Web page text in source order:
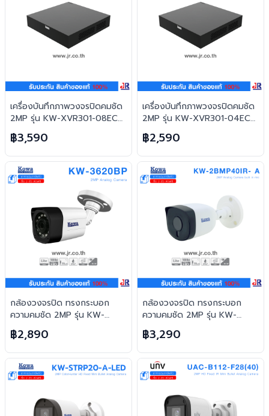
เครื่องบันทึกภาพวงจรปิดคมชัด
2MP รุ่น KW-XVR301-08ECO
(รองรับ 8 ช่อง) : KowaCCTV
฿3,590
เครื่องบันทึกภาพวงจรปิดคมชัด
2MP รุ่น KW-XVR301-04ECO
(รองรับ 4 ช่อง) : KowaCCTV
฿2,590
กล้องวงจรปิด ทรงกระบอก
ความคมชัด 2MP รุ่น KW-
3620BP : Kowa
฿2,890
กล้องวงจรปิด ทรงกระบอก
ความคมชัด 2MP รุ่น KW-
2BMP40IR- A มีไมค์ในตัว :
Kowa
฿3,290